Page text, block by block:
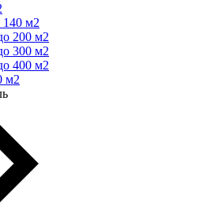
140 м2
200 м2
300 м2
400 м2
м2